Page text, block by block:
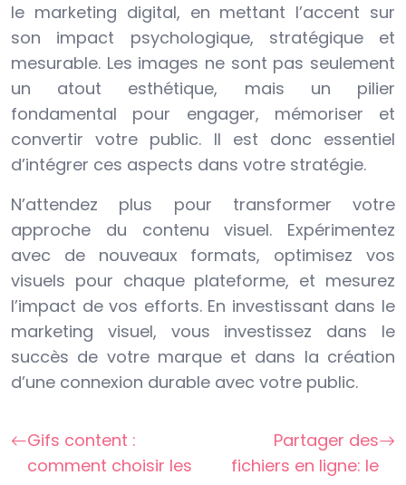
le marketing digital, en mettant l’accent sur
son impact psychologique, stratégique et
mesurable. Les images ne sont pas seulement
un atout esthétique, mais un pilier
fondamental pour engager, mémoriser et
convertir votre public. Il est donc essentiel
d’intégrer ces aspects dans votre stratégie.
N’attendez plus pour transformer votre
approche du contenu visuel. Expérimentez
avec de nouveaux formats, optimisez vos
visuels pour chaque plateforme, et mesurez
l’impact de vos efforts. En investissant dans le
marketing visuel, vous investissez dans le
succès de votre marque et dans la création
d’une connexion durable avec votre public.
Gifs content :
comment choisir les
Partager des
fichiers en ligne: le